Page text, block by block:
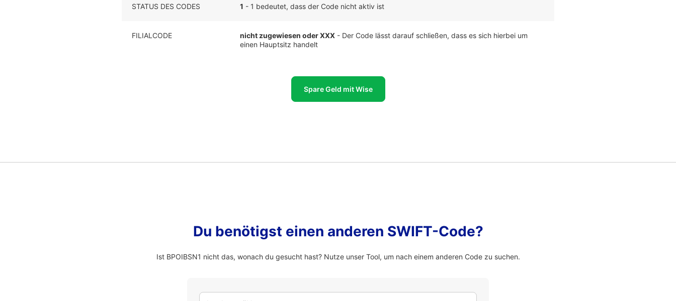
STATUS DES CODES 1 - 1 bedeutet, dass der Code nicht aktiv ist
FILIALCODE nicht zugewiesen oder XXX - Der Code lässt darauf schließen, dass es sich hierbei um
einen Hauptsitz handelt
Spare Geld mit Wise
Du benötigst einen anderen SWIFT-Code?
Ist BPOIBSN1 nicht das, wonach du gesucht hast? Nutze unser Tool, um nach einem anderen Code zu suchen.